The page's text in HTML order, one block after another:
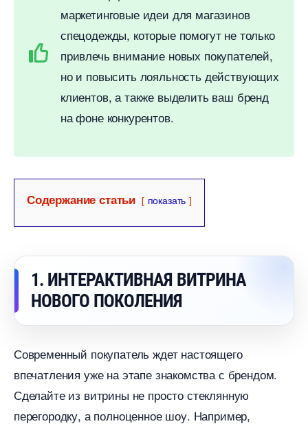
маркетинговые идеи для магазино
спецодежды, которые помогут не только
привлечь внимание новых покупателей,
но и повысить лояльность действующих
клиентов, а также выделить ваш бренд
на фоне конкурентов.
Содержание статьи показать
1. ИНТЕРАКТИВНАЯ ВИТРИНА
НОВОГО ПОКОЛЕНИЯ
Современный покупатель ждет настоящего
печатления уже на этапе знакомства с брендом.
Сделайте из витрины не просто стеклянную
перегородку, а полноценное шоу. Например,